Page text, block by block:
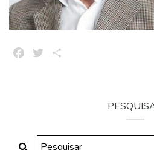
FacebookTwitter